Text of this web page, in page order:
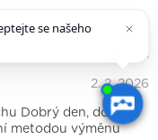
2. 2. 2026
Dobrý den, do
metodou výměnu
se našeho